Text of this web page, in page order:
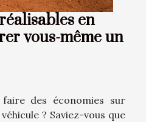
en
vous-même un
faire des économies sur
? Saviez-vous que